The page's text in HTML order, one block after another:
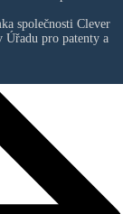
společnosti Clever
Úřadu pro patenty a